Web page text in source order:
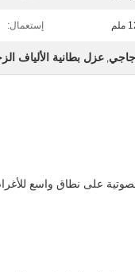
إستعمال:
, عزل بطانية الألياف
على نطاق واسع